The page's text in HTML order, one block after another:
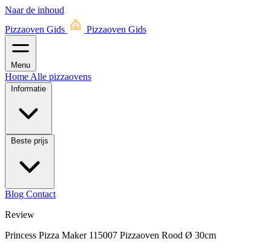
Naar de inhoud
Pizzaoven Gids
Pizzaoven Gids
Menu
Home Alle pizzaovens
Informatie
Beste prijs
Blog Contact
Review
Princess Pizza Maker 115007 Pizzaoven Rood Ø 30cm